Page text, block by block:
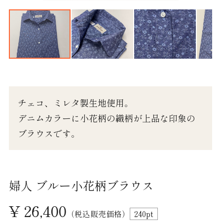
ポケットチーフ
Sale
ワイシャツ半袖
カジュアルシャツ 長袖
カジュアルシャツ 半袖
カジュアルシャツ 七分袖
婦人シャツ L
婦人シャツLL
チェコ、ミレタ製生地使用。
デニムカラーに小花柄の織柄が上品な印象の
ブラウスです。
婦人 ブルー小花柄ブラウス
¥ 26,400 （税込販売価格） 240pt